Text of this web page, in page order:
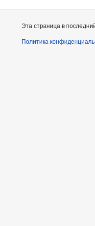
Эта страница в
Политика